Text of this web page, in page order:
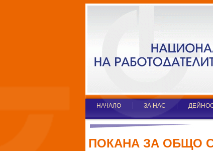
НАЧАЛО ЗА НАС
ПОКАНА ЗА ОБЩО